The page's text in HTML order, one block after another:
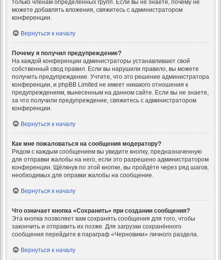
только членам определённых групп. Если вы не знаете, почему не
можете добавлять вложения, свяжитесь с администратором
конференции.
Вернуться к началу
Почему я получил предупреждение?
На каждой конференции администраторы устанавливают свой
собственный свод правил. Если вы нарушили правило, вы можете
получить предупреждение. Учтите, что это решение администратора
конференции, и phpBB Limited не имеет никакого отношения к
предупреждениям, вынесенным на данном сайте. Если вы не знаете,
за что получили предупреждение, свяжитесь с администратором
конференции.
Вернуться к началу
Как мне пожаловаться на сообщения модератору?
Рядом с каждым сообщением вы увидите кнопку, предназначенную
для отправки жалобы на него, если это разрешено администратором
конференции. Щёлкнув по этой кнопке, вы пройдёте через ряд шагов,
необходимых для оправки жалобы на сообщение.
Вернуться к началу
Что означает кнопка «Сохранить» при создании сообщения?
Эта кнопка позволяет вам сохранять сообщения для того, чтобы
закончить и отправить их позже. Для загрузки сохранённого
сообщения перейдите в параграф «Черновики» личного раздела.
Вернуться к началу